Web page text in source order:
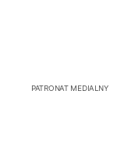
PATRONAT MEDIALNY